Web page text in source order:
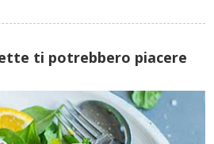
ti potrebbero piacere